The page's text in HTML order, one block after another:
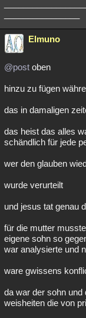
Elmuno
@post oben
hinzu zu fügen währe
das in damaligen
das heist das alles
schändlich für jede
wer den glauben
wurde verurteilt
und jesus tat genau
für die mutter
eigene sohn so
war analysierte und
ware gwissens
da war der sohn und
weisheiten die von